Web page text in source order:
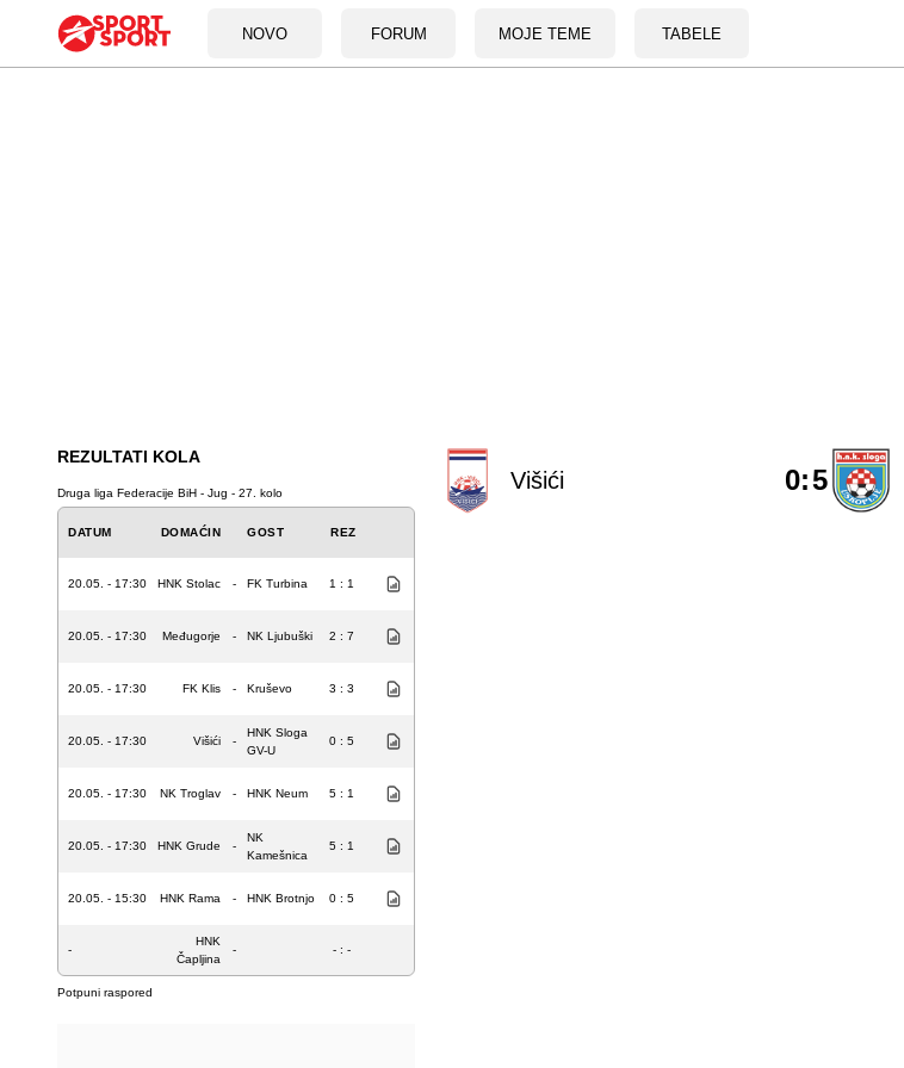
NOVO FORUM MOJE TEME TABELE
REZULTATI KOLA
Druga liga Federacije BiH - Jug - 27. kolo
DATUM DOMAĆIN GOST REZ
20.05. - 17:30 HNK Stolac - FK Turbina 1 : 1
20.05. - 17:30 Međugorje - NK Ljubuški 2 : 7
20.05. - 17:30 FK Klis - Kruševo 3 : 3
20.05. - 17:30 Višići -
HNK Sloga
GV-U
0 : 5
20.05. - 17:30 NK Troglav - HNK Neum 5 : 1
20.05. - 17:30 HNK Grude -
NK
Kamešnica
5 : 1
20.05. - 15:30 HNK Rama - HNK Brotnjo 0 : 5
-
HNK
Čapljina
- - : -
Potpuni raspored
Višići 0:5